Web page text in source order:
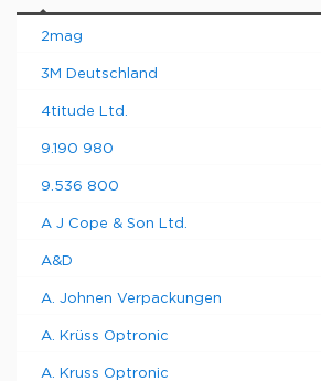
2mag
3M Deutschland
4titude Ltd.
9.190 980
9.536 800
A J Cope & Son Ltd.
A&D
A. Johnen Verpackungen
A. Krüss Optronic
A. Kruss Optronic